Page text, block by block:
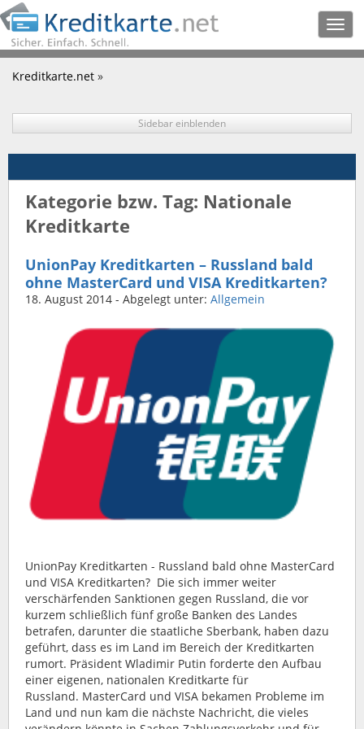
Kreditkarte.net »
Sidebar einblenden
Kategorie bzw. Tag: Nationale
Kreditkarte
UnionPay Kreditkarten – Russland bald
ohne MasterCard und VISA Kreditkarten?
18. August 2014 - Abgelegt unter: Allgemein
UnionPay Kreditkarten - Russland bald ohne MasterCard
und VISA Kreditkarten? Die sich immer weiter
verschärfenden Sanktionen gegen Russland, die vor
kurzem schließlich fünf große Banken des Landes
betrafen, darunter die staatliche Sberbank, haben dazu
geführt, dass es im Land im Bereich der Kreditkarten
rumort. Präsident Wladimir Putin forderte den Aufbau
einer eigenen, nationalen Kreditkarte für
Russland. MasterCard und VISA bekamen Probleme im
Land und nun kam die nächste Nachricht, die vieles